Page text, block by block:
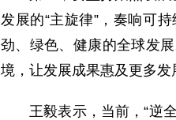
发展的“主旋律”，奏响可
劲、绿色、健康的全球发
境，让发展成果惠及更多发
王毅表示，当前，“逆